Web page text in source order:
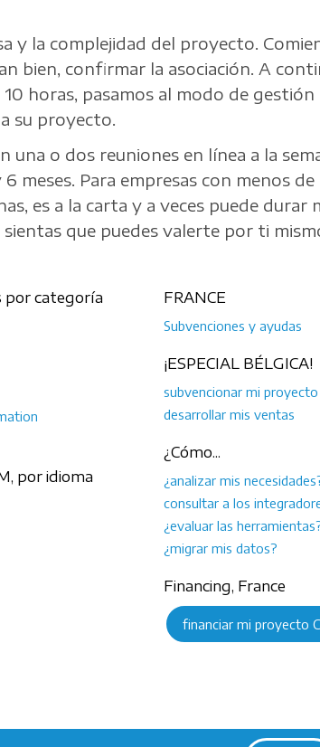
y la complejidad del proyecto.
bien, confirmar la asociación. A
horas, pasamos al modo de gestión
su proyecto.
o dos reuniones en línea a la
meses. Para empresas con menos de
es a la carta y a veces puede durar
que puedes valerte por ti
por categoría
por idioma
FRANCE
Subvenciones y ayudas
¡ESPECIAL BÉLGICA!
subvencionar mi proyecto
desarrollar mis ventas
¿Cómo...
¿analizar mis
consultar a los
¿evaluar las
¿migrar mis datos?
Financing, France
financiar mi proyecto